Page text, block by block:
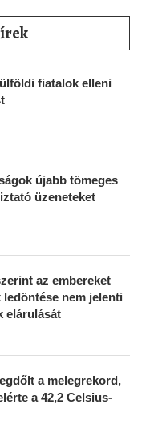
fiatalok elleni
újabb tömeges
üzeneteket
az embereket
nem jelenti
elárulását
a melegrekord,
a 42,2 Celsius-